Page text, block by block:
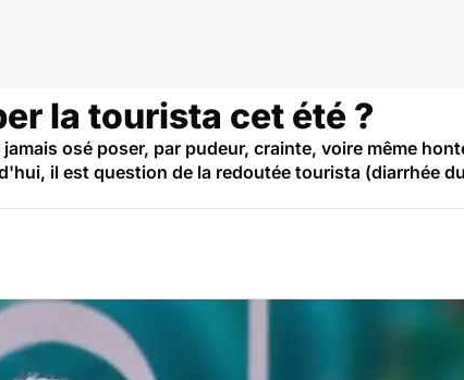
la tourista cet été ?
osé poser, par pudeur, crainte, voire même
il est question de la redoutée tourista (diarrhée